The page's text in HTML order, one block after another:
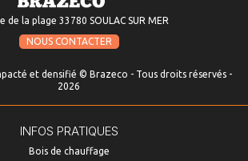
de la plage 33780 SOULAC SUR MER
NOUS CONTACTER
et densifié © Brazeco - Tous droits réservés -
2026
INFOS PRATIQUES
Bois de chauffage